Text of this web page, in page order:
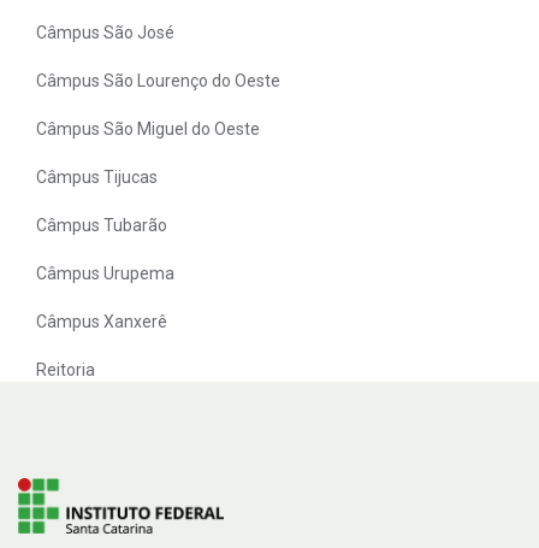
Câmpus São José
Câmpus São Lourenço do Oeste
Câmpus São Miguel do Oeste
Câmpus Tijucas
Câmpus Tubarão
Câmpus Urupema
Câmpus Xanxerê
Reitoria